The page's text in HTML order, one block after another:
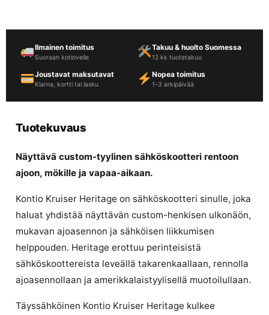
Ilmainen toimitus
Suoraan kotiovelle
Takuu & huolto Suomessa
12 kk tuotetakuu
Joustavat maksutavat
Klarna, kortti tai lasku
Nopea toimitus
1–3 arkipäivää
Tuotekuvaus
Näyttävä custom-tyylinen sähköskootteri rentoon
ajoon, mökille ja vapaa-aikaan.
Kontio Kruiser Heritage on sähköskootteri sinulle, joka
haluat yhdistää näyttävän custom-henkisen ulkonäön,
mukavan ajoasennon ja sähköisen liikkumisen
helppouden. Heritage erottuu perinteisistä
sähköskoottereista leveällä takarenkaallaan, rennolla
ajoasennollaan ja amerikkalaistyylisellä muotoilullaan.
Täyssähköinen Kontio Kruiser Heritage kulkee